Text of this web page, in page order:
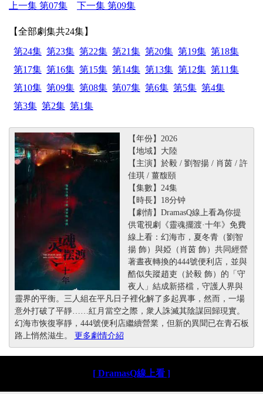
上一集 第07集 下一集 第09集
【全部劇集共24集】
第24集 第23集 第22集 第21集 第20集 第19集 第18集
第17集 第16集 第15集 第14集 第13集 第12集 第11集
第10集 第09集 第08集 第07集 第6集 第5集 第4集
第3集 第2集 第1集
【年份】2026
【地域】大陸
【主演】於毅 / 劉智揚 / 肖茵 / 許
佳琪 / 薑馥頤
【集數】24集
【時長】18分钟
【劇情】DramasQ線上看為你提
供電視劇《靈魂擺渡·十年》免費
線上看：幻海市，夏冬青（劉智
揚 飾）與婭（肖茵 飾）共同經營
著晝夜轉換的444號便利店，並與
酷似失蹤趙吏（於毅 飾）的「守
夜人」結成新搭檔，守護人界與
靈界的平衡。三人組在平凡日子裡化解了多起異事，然而，一場
意外打破了平靜……紅月當空之際，衆人誅滅其陰謀回歸現實。
幻海市恢復寧靜，444號便利店繼續營業，但新的異聞已在青石板
路上悄然滋生。 更多劇情介紹
[ DramasQ線上看 ]